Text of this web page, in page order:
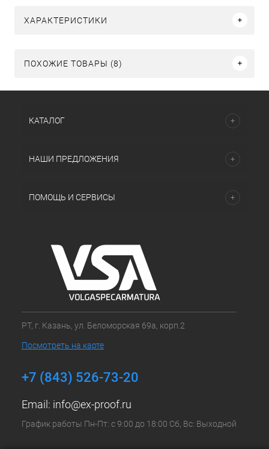
ХАРАКТЕРИСТИКИ
ПОХОЖИЕ ТОВАРЫ (8)
КАТАЛОГ
НАШИ ПРЕДЛОЖЕНИЯ
ПОМОЩЬ И СЕРВИСЫ
РТ, г. Казань, ул. Беломорская 69а, корп.2
Посмотреть на карте
+7 (843) 526-73-20
Email: info@ex-proof.ru
График работы Пн-Пт: с 9:00 до 18:00 Сб, Вс: Выходной